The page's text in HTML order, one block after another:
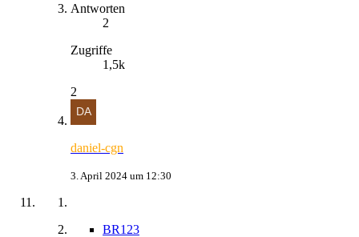
Antworten
2
Zugriffe
1,5k
2
daniel-cgn
3. April 2024 um 12:30
BR123